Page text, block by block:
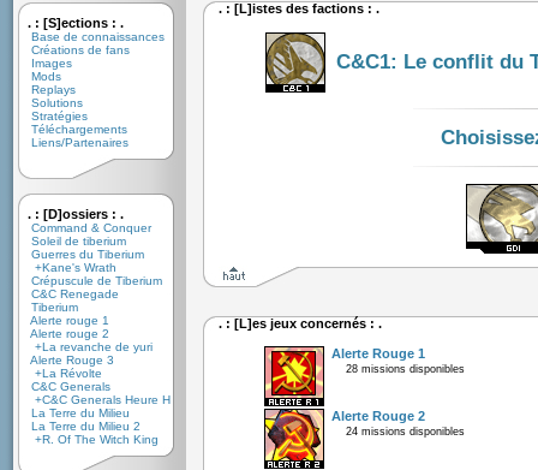
. : [S]ections : .
Base de connaissances
Créations de fans
Images
Mods
Replays
Solutions
Stratégies
Téléchargements
Liens/Partenaires
. : [D]ossiers : .
Command & Conquer
Soleil de tiberium
Guerres du Tiberium
+Kane's Wrath
Crépuscule de Tiberium
C&C Renegade
Tiberium
Alerte rouge 1
Alerte rouge 2
+La revanche de yuri
Alerte Rouge 3
+La Révolte
C&C Generals
+C&C Generals Heure H
La Terre du Milieu
La Terre du Milieu 2
+R. Of The Witch King
. : [L]istes des factions : .
C&C1: Le conflit du
. : [L]es jeux concernés : .
Alerte Rouge 1
28 missions disponibles
Alerte Rouge 2
24 missions disponibles